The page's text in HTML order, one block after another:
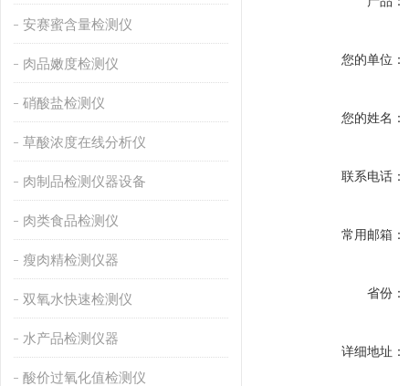
安赛蜜含量检测仪
肉品嫩度检测仪
硝酸盐检测仪
草酸浓度在线分析仪
肉制品检测仪器设备
肉类食品检测仪
瘦肉精检测仪器
双氧水快速检测仪
水产品检测仪器
酸价过氧化值检测仪
您的单位：
您的姓名：
联系电话：
常用邮箱：
省份：
详细地址：